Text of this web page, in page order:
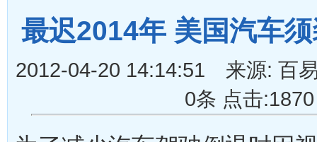
最迟2014年 美国汽车
2012-04-20 14:14:51 来源: 百
0条 点击:1870